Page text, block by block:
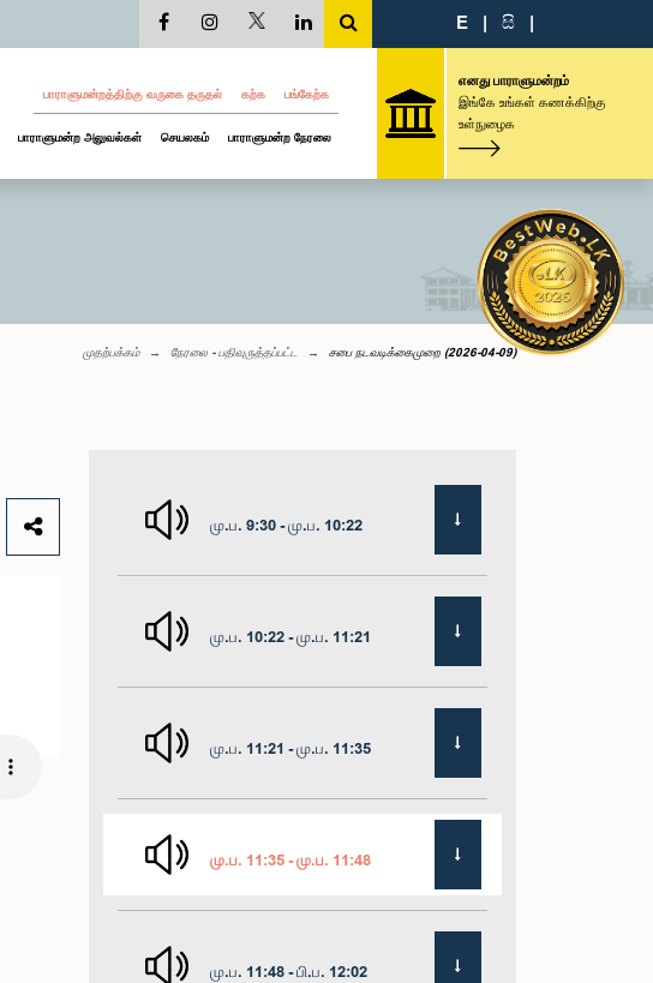
E | සි |
பாராளுமன்றத்திற்கு வருகை தருதல் கற்க பங்கேற்க
பாராளுமன்ற அலுவல்கள் செயலகம் பாராளுமன்ற நேரலை
எனது பாராளுமன்றம்
இங்கே உங்கள் கணக்கிற்கு
உள்நுழைக
முதற்பக்கம் நேரலை - பதிவுருத்தப்பட்ட சபை நடவடிக்கைமுறை (2026-04-09)
மு.ப. 9:30 - மு.ப. 10:22
மு.ப. 10:22 - மு.ப. 11:21
மு.ப. 11:21 - மு.ப. 11:35
மு.ப. 11:35 - மு.ப. 11:48
மு.ப. 11:48 - பி.ப. 12:02